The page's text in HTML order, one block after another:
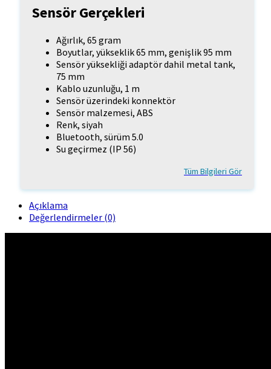
Sensör Gerçekleri
Ağırlık, 65 gram
Boyutlar, yükseklik 65 mm, genişlik 95 mm
Sensör yüksekliği adaptör dahil metal tank,
75 mm
Kablo uzunluğu, 1 m
Sensör üzerindeki konnektör
Sensör malzemesi, ABS
Renk, siyah
Bluetooth, sürüm 5.0
Su geçirmez (IP 56)
Tüm Bilgileri Gör
Açıklama
Değerlendirmeler (0)